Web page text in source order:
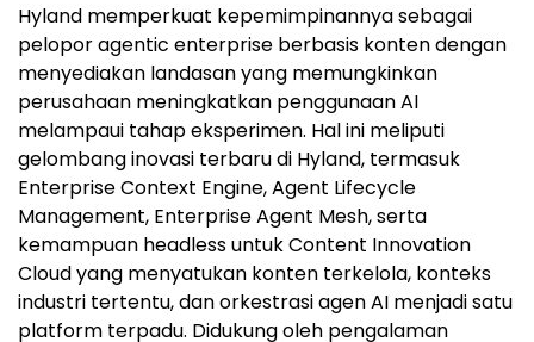
Hyland memperkuat kepemimpinannya sebagai
pelopor agentic enterprise berbasis konten dengan
menyediakan landasan yang memungkinkan
perusahaan meningkatkan penggunaan AI
melampaui tahap eksperimen. Hal ini meliputi
gelombang inovasi terbaru di Hyland, termasuk
Enterprise Context Engine, Agent Lifecycle
Management, Enterprise Agent Mesh, serta
kemampuan headless untuk Content Innovation
Cloud yang menyatukan konten terkelola, konteks
industri tertentu, dan orkestrasi agen AI menjadi satu
platform terpadu. Didukung oleh pengalaman